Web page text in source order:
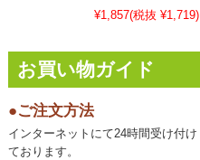
¥1,857(税抜 ¥1,719)
お買い物ガイド
●ご注文方法
インターネットにて24時間受け付け
ております。